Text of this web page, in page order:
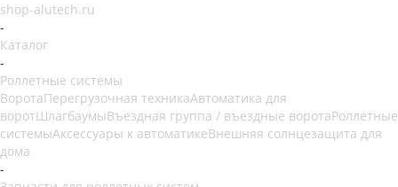
shop-alutech.ru
-
Каталог
-
Роллетные системы
ВоротаПерегрузочная техникаАвтоматика для
воротШлагбаумыВъездная группа / въездные воротаРоллетные
системыАксессуары к автоматикеВнешняя солнцезащита для
дома
-